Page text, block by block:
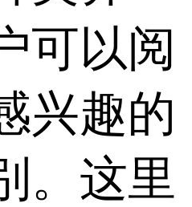
可以阅
兴趣的
。这里